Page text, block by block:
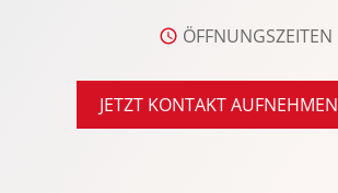
ÖFFNUNGSZEITEN
JETZT KONTAKT AUFNEHMEN